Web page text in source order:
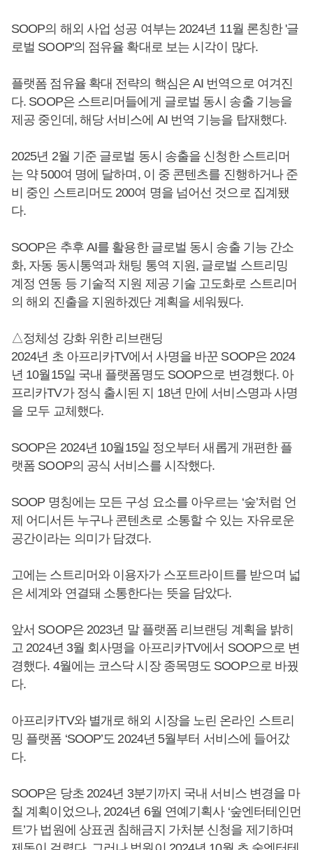
SOOP의 해외 사업 성공 여부는 2024년 11월 론칭한 '글
로벌 SOOP'의 점유율 확대로 보는 시각이 많다.
플랫폼 점유율 확대 전략의 핵심은 AI 번역으로 여겨진
다. SOOP은 스트리머들에게 글로벌 동시 송출 기능을
제공 중인데, 해당 서비스에 AI 번역 기능을 탑재했다.
2025년 2월 기준 글로벌 동시 송출을 신청한 스트리머
는 약 500여 명에 달하며, 이 중 콘텐츠를 진행하거나 준
비 중인 스트리머도 200여 명을 넘어선 것으로 집계됐
다.
SOOP은 추후 AI를 활용한 글로벌 동시 송출 기능 간소
화, 자동 동시통역과 채팅 통역 지원, 글로벌 스트리밍
계정 연동 등 기술적 지원 제공 기술 고도화로 스트리머
의 해외 진출을 지원하겠단 계획을 세워뒀다.
△정체성 강화 위한 리브랜딩
2024년 초 아프리카TV에서 사명을 바꾼 SOOP은 2024
년 10월15일 국내 플랫폼명도 SOOP으로 변경했다. 아
프리카TV가 정식 출시된 지 18년 만에 서비스명과 사명
을 모두 교체했다.
SOOP은 2024년 10월15일 정오부터 새롭게 개편한 플
랫폼 SOOP의 공식 서비스를 시작했다.
SOOP 명칭에는 모든 구성 요소를 아우르는 ‘숲’처럼 언
제 어디서든 누구나 콘텐츠로 소통할 수 있는 자유로운
공간이라는 의미가 담겼다.
고에는 스트리머와 이용자가 스포트라이트를 받으며 넓
은 세계와 연결돼 소통한다는 뜻을 담았다.
앞서 SOOP은 2023년 말 플랫폼 리브랜딩 계획을 밝히
고 2024년 3월 회사명을 아프리카TV에서 SOOP으로 변
경했다. 4월에는 코스닥 시장 종목명도 SOOP으로 바꿨
다.
아프리카TV와 별개로 해외 시장을 노린 온라인 스트리
밍 플랫폼 ‘SOOP’도 2024년 5월부터 서비스에 들어갔
다.
SOOP은 당초 2024년 3분기까지 국내 서비스 변경을 마
칠 계획이었으나, 2024년 6월 연예기획사 ‘숲엔터테인먼
트’가 법원에 상표권 침해금지 가처분 신청을 제기하며